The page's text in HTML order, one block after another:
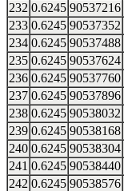
232 0.6245 90537216
233 0.6245 90537352
234 0.6245 90537488
235 0.6245 90537624
236 0.6245 90537760
237 0.6245 90537896
238 0.6245 90538032
239 0.6245 90538168
240 0.6245 90538304
241 0.6245 90538440
242 0.6245 90538576